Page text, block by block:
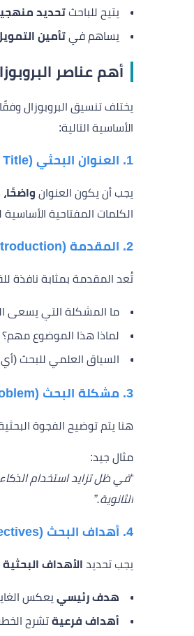
يتيح للباحث تحديد
يساهم في تأمين
أهم عناصر
يختلف تنسيق البروبوزال
الأساسية التالية:
1. العنوان البحثي (Research Title)
يجب أن يكون العنوان
الكلمات المفتاحية الأساسية
2. المقدمة (Introduction)
تُعد المقدمة بمثابة نافذة
ما المشكلة التي يسعى
لماذا هذا الموضوع مهم؟
السياق العلمي للبحث (أي
3. مشكلة البحث (Research Problem)
هنا يتم توضيح الفجوة
مثال جيد:
“في ظل تزايد استخدام
الثانوية.”
4. أهداف البحث (Research Objectives)
يجب تحديد الأهداف
هدف رئيسي يعكس
أهداف فرعية تشرح